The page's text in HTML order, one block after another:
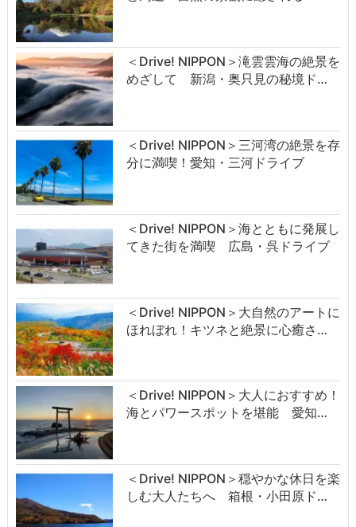
＜Drive! NIPPON＞滝雲雲海の絶景を
めざして 新潟・奥只見の秘境ド…
＜Drive! NIPPON＞三河湾の絶景を存
分に満喫！愛知・三河ドライブ
＜Drive! NIPPON＞海とともに発展し
てきた街を満喫 広島・呉ドライブ
＜Drive! NIPPON＞大自然のアートに
ほれぼれ！キツネと絶景に心癒さ…
＜Drive! NIPPON＞大人におすすめ！
海とパワースポットを堪能 愛知…
＜Drive! NIPPON＞穏やかな休日を楽
しむ大人たちへ 箱根・小田原ド…